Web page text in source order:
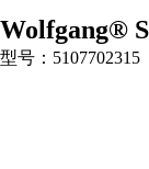
Wolfgang®
型号：